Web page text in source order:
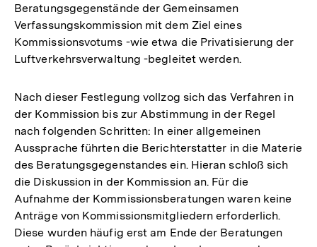
Beratungsgegenstände der Gemeinsamen
Verfassungskommission mit dem Ziel eines
Kommissionsvotums -wie etwa die Privatisierung der
Luftverkehrsverwaltung -begleitet werden.
Nach dieser Festlegung vollzog sich das Verfahren in
der Kommission bis zur Abstimmung in der Regel
nach folgenden Schritten: In einer allgemeinen
Aussprache führten die Berichterstatter in die Materie
des Beratungsgegenstandes ein. Hieran schloß sich
die Diskussion in der Kommission an. Für die
Aufnahme der Kommissionsberatungen waren keine
Anträge von Kommissionsmitgliedern erforderlich.
Diese wurden häufig erst am Ende der Beratungen